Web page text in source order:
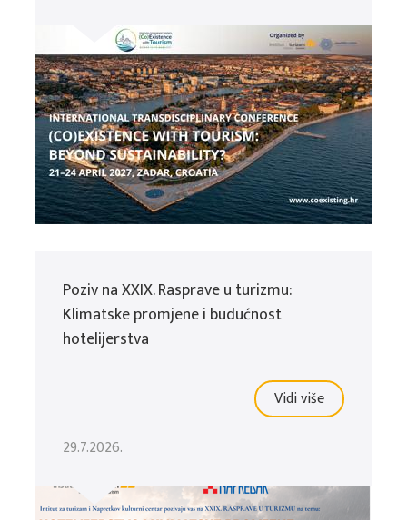
Poziv na XXIX. Rasprave u turizmu:
Klimatske promjene i budućnost
hotelijerstva
Vidi više
29.7.2026.